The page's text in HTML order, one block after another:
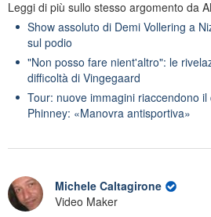
Leggi di più sullo stesso argomento da
Show assoluto di Demi Vollering a
sul podio
"Non posso fare nient'altro": le
difficoltà di Vingegaard
Tour: nuove immagini riaccendono
Phinney: «Manovra antisportiva»
Michele Caltagirone
Video Maker